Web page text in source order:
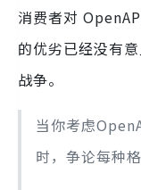
消费者对
的优劣已经没有
战争。
当你考虑
时，争论每种